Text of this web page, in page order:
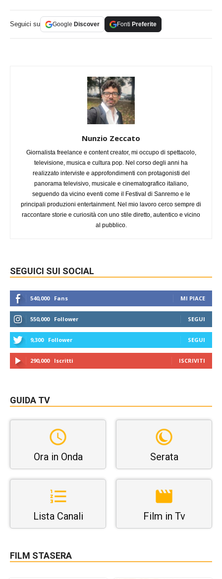
Seguici su Google Discover Fonti Preferite
Nunzio Zeccato
Giornalista freelance e content creator, mi occupo di spettacolo,
televisione, musica e cultura pop. Nel corso degli anni ha
realizzato interviste e approfondimenti con protagonisti del
panorama televisivo, musicale e cinematografico italiano,
seguendo da vicino eventi come il Festival di Sanremo e le
principali produzioni entertainment. Nel mio lavoro cerco sempre di
raccontare storie e curiosità con uno stile diretto, autentico e vicino
al pubblico.
SEGUICI SUI SOCIAL
540,000 Fans MI PIACE
550,000 Follower SEGUI
9,300 Follower SEGUI
290,000 Iscritti ISCRIVITI
GUIDA TV
Ora in Onda Serata
Lista Canali Film in Tv
FILM STASERA